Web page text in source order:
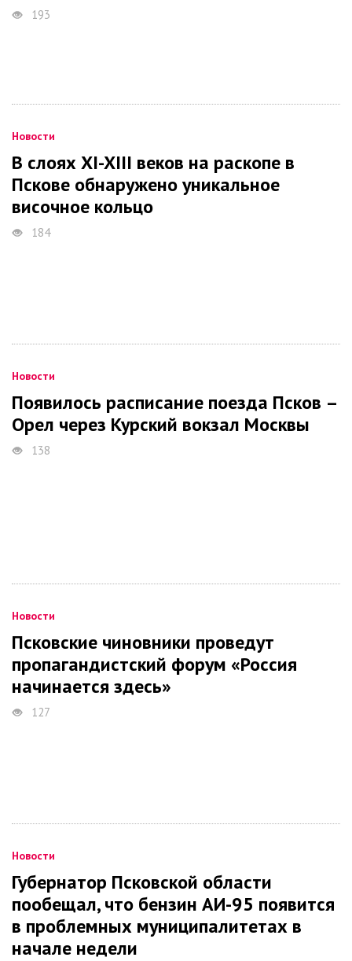
193
Новости
В слоях XI-XIII веков на раскопе в
Пскове обнаружено уникальное
височное кольцо
184
Новости
Появилось расписание поезда Псков –
Орел через Курский вокзал Москвы
138
Новости
Псковские чиновники проведут
пропагандистский форум «Россия
начинается здесь»
127
Новости
Губернатор Псковской области
пообещал, что бензин АИ-95 появится
в проблемных муниципалитетах в
начале недели